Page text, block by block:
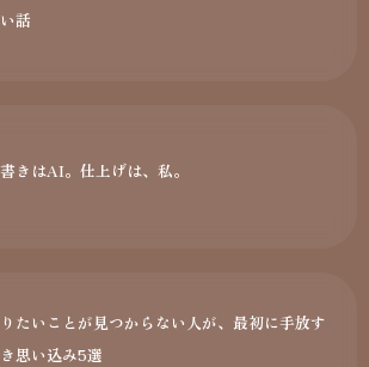
話
きはAI。仕上げは、私。
たいことが見つからない人が、最初に手放す
思い込み5選